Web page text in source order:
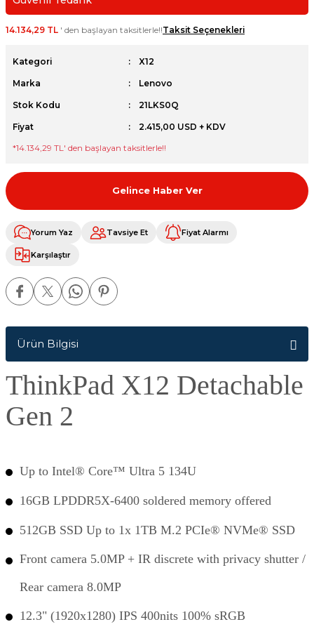
14.134,29 TL ' den başlayan taksitlerle!!Taksit Seçenekleri
Kategori X12
Marka Lenovo
Stok Kodu 21LKS0Q
Fiyat
2.415,00 USD + KDV
*14.134,29 TL' den başlayan taksitlerle!!
Gelince Haber Ver
Yorum Yaz Tavsiye Et Fiyat Alarmı
Karşılaştır
Ürün Bilgisi
ThinkPad X12 Detachable
Gen 2
Up to Intel® Core™ Ultra 5 134U
16GB LPDDR5X-6400 soldered memory offered
512GB SSD Up to 1x 1TB M.2 PCIe® NVMe® SSD
Front camera 5.0MP + IR discrete with privacy shutter /
Rear camera 8.0MP
12.3" (1920x1280) IPS 400nits 100% sRGB